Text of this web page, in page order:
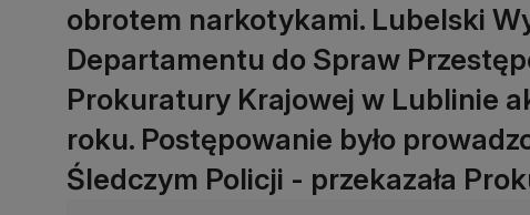
obrotem narkotykami. Lubelski
Departamentu do Spraw
Prokuratury Krajowej w Lublinie
roku. Postępowanie było
Śledczym Policji - przekazała